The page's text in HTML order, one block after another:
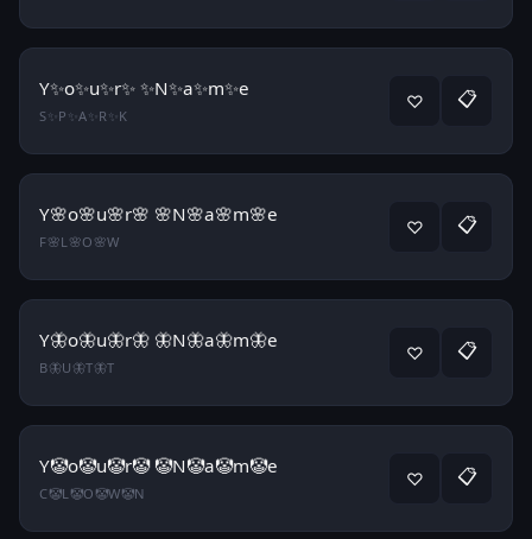
Y✨o✨u✨r✨ ✨N✨a✨m✨e
S✨P✨A✨R✨K
♡ 📋
Y🌸o🌸u🌸r🌸 🌸N🌸a🌸m🌸e
F🌸L🌸O🌸W
♡ 📋
Y🦋o🦋u🦋r🦋 🦋N🦋a🦋m🦋e
B🦋U🦋T🦋T
♡ 📋
Y🤡o🤡u🤡r🤡 🤡N🤡a🤡m🤡e
C🤡L🤡O🤡W🤡N
♡ 📋